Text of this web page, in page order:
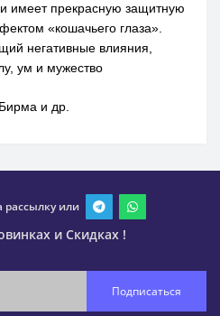
прекрасную защитную
«кошачьего глаза».
негативные влияния,
ум и мужество
и др.
или
и Скидках !
Подписаться